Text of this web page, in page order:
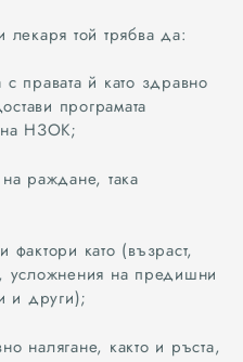
той трябва да:
правата й като здравно
програмата
на НЗОК;
раждане, така
като (възраст,
усложнения на предишни
и други);
налягане, както и ръста,